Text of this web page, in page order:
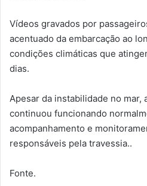
Vídeos gravados por
acentuado da embarcação ao
condições climáticas que
dias.
Apesar da instabilidade no mar,
continuou funcionando
acompanhamento e
responsáveis pela travessia..
Fonte.